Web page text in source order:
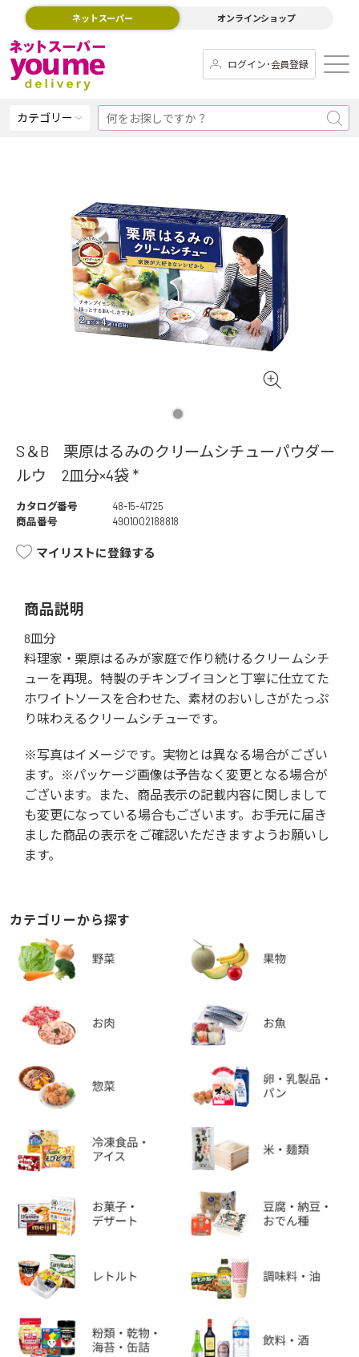
ネットスーパー オンラインショップ
ログイン･会員登録
カテゴリー
S＆B 栗原はるみのクリームシチューパウダー
ルウ 2皿分×4袋 *
カタログ番号
48-15-41725
商品番号
4901002188818
マイリストに登録する
商品説明
8皿分
料理家・栗原はるみが家庭で作り続けるクリームシチ
ューを再現。特製のチキンブイヨンと丁寧に仕立てた
ホワイトソースを合わせた、素材のおいしさがたっぷ
り味わえるクリームシチューです。
※写真はイメージです。実物とは異なる場合がござい
ます。※パッケージ画像は予告なく変更となる場合が
ございます。また、商品表示の記載内容に関しまして
も変更になっている場合もございます。お手元に届き
ました商品の表示をご確認いただきますようお願いし
ます。
カテゴリーから探す